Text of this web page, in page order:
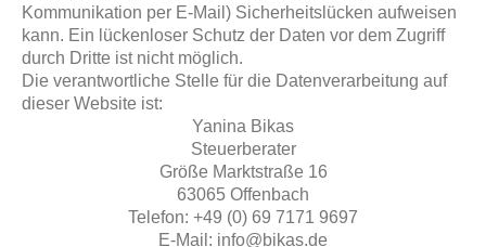
Kommunikation per E-Mail) Sicherheitslücken aufweisen
kann. Ein lückenloser Schutz der Daten vor dem Zugriff
durch Dritte ist nicht möglich.
Die verantwortliche Stelle für die Datenverarbeitung auf
dieser Website ist:
Yanina Bikas
Steuerberater
Größe Marktstraße 16
63065 Offenbach
Telefon: +49 (0) 69 7171 9697
E-Mail: info@bikas.de